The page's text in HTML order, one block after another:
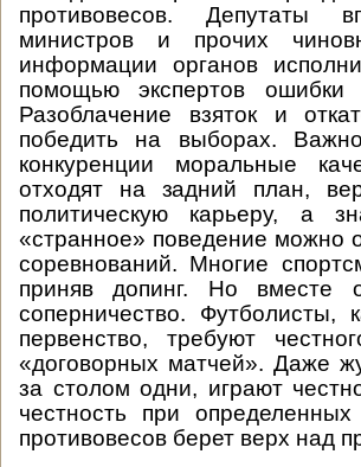
противовесов. Депутаты
министров и прочих
информации органов
помощью экспертов ошибки
Разоблачение взяток и
победить на выборах.
конкуренции моральные
отходят на задний план,
политическую карьеру, а
«странное» поведение можно
соревнований. Многие
приняв допинг. Но вместе
соперничество.
первенство, требуют
«договорных матчей». Даже
за столом одни, играют
честность при
противовесов берет верх над